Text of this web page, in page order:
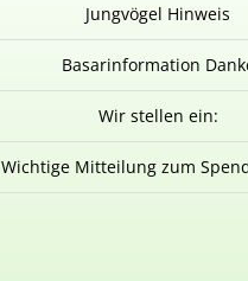
Jungvögel Hinweis
Basarinformation
Wir stellen ein:
Wichtige Mitteilung zum